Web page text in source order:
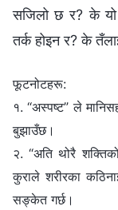
सजिलो छ र? के यो
तर्क होइन र? के
फूटनोटहरू:
१. “अस्पष्ट” ले
बुझाउँछ।
२. “अति थोरै
कुराले शरीरका
सङ्केत गर्छ।